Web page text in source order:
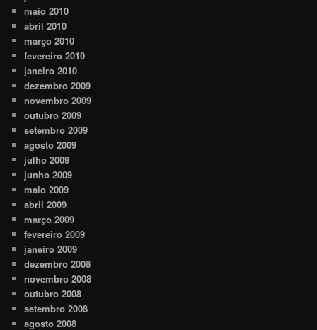
maio 2010
abril 2010
março 2010
fevereiro 2010
janeiro 2010
dezembro 2009
novembro 2009
outubro 2009
setembro 2009
agosto 2009
julho 2009
junho 2009
maio 2009
abril 2009
março 2009
fevereiro 2009
janeiro 2009
dezembro 2008
novembro 2008
outubro 2008
setembro 2008
agosto 2008